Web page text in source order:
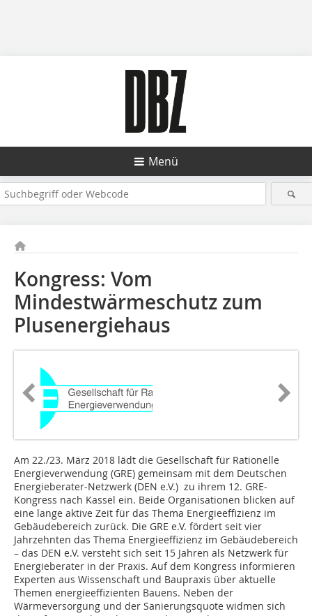
Menü
Kongress: Vom
Mindestwärmeschutz zum
Plusenergiehaus
Am 22./23. März 2018 lädt die Gesellschaft für Rationelle
Energieverwendung (GRE) gemeinsam mit dem Deutschen
Energieberater-Netzwerk (DEN e.V.) zu ihrem 12. GRE-
Kongress nach Kassel ein. Beide Organisationen blicken auf
eine lange aktive Zeit für das Thema Energieeffizienz im
Gebäude­bereich zurück. Die GRE e.V. fördert seit vier
Jahrzehnten das Thema Energieeffizienz im Gebäudebereich
– das DEN e.V. versteht sich seit 15 Jahren als Netzwerk für
Energieberater in der Praxis. Auf dem Kongress informieren
Experten aus Wissenschaft und Baupraxis über aktuelle
Themen energie­­effizienten Bauens. Neben der
Wärmeversorgung und der Sanierungsquote widmen sich